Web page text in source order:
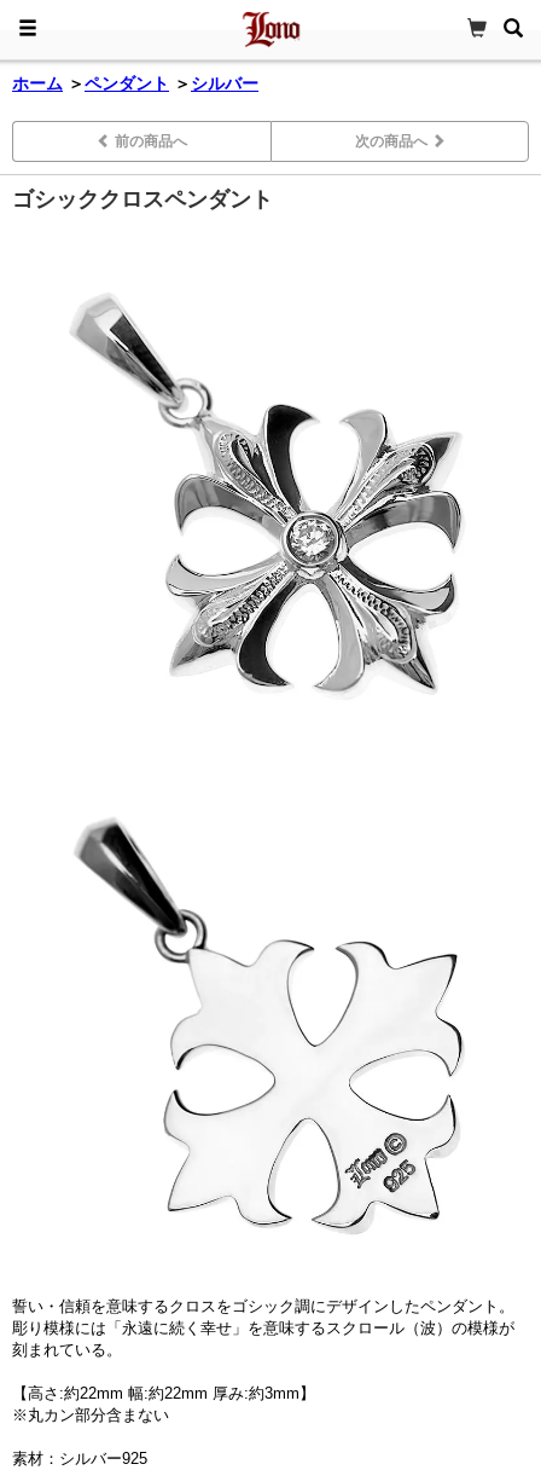
ホーム ＞ペンダント ＞ シルバー
前の商品へ 次の商品へ
ゴシッククロスペンダント
誓い・信頼を意味するクロスをゴシック調にデザインしたペンダント。
彫り模様には「永遠に続く幸せ」を意味するスクロール（波）の模様が
刻まれている。
【高さ:約22mm 幅:約22mm 厚み:約3mm】
※丸カン部分含まない
素材：シルバー925